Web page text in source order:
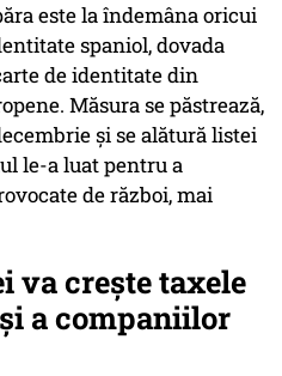
este la îndemâna oricui
spaniol, dovada
de identitate din
Măsura se păstrează,
şi se alătură listei
le-a luat pentru a
de război, mai
va crește taxele
a companiilor